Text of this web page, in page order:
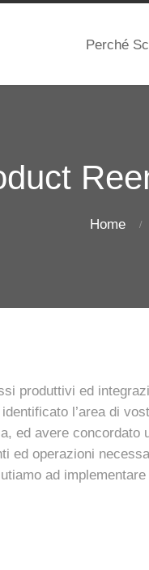
Perché
Home
produttivi ed
l’area di
ed avere concordato
ed operazioni
ad